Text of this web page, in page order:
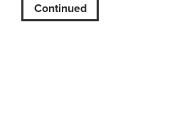
Continued